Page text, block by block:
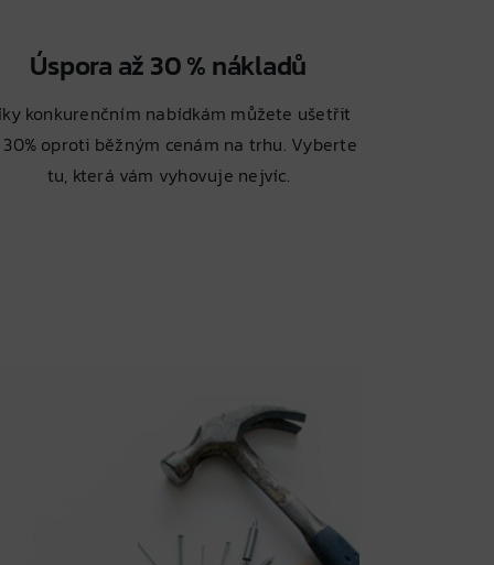
Úspora až 30 % nákladů
konkurenčním nabídkám můžete ušetřit
oproti běžným cenám na trhu. Vyberte
tu, která vám vyhovuje nejvíc.